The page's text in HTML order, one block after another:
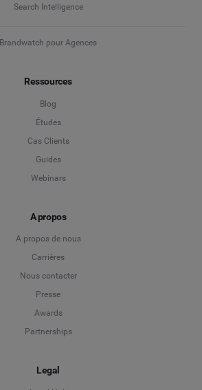
Search Intelligence
Brandwatch pour Agences
Ressources
Blog
Études
Cas Clients
Guides
Webinars
A propos
A propos de nous
Carrières
Nous contacter
Presse
Awards
Partnerships
Legal